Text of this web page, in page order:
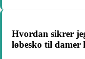
Hvordan sikrer
løbesko til damer